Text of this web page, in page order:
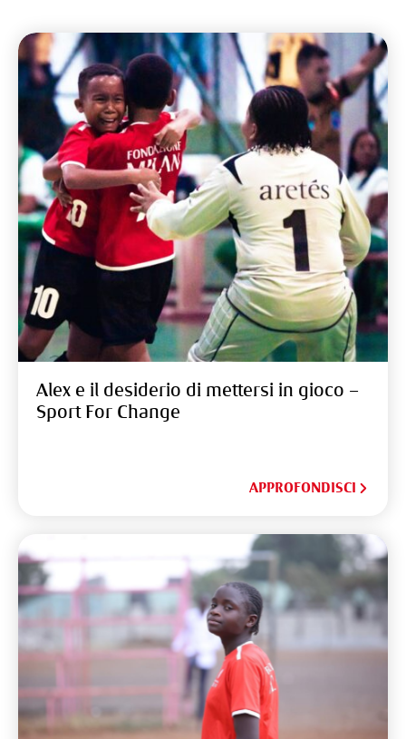
Alex e il desiderio di mettersi in gioco –
Sport For Change
APPROFONDISCI